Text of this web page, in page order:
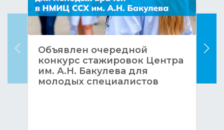
Объявлен очередной
конкурс стажировок Центра
им. А.Н. Бакулева для
молодых специалистов